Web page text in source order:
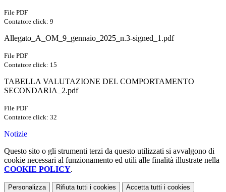
File PDF
Contatore click: 9
Allegato_A_OM_9_gennaio_2025_n.3-signed_1.pdf
File PDF
Contatore click: 15
TABELLA VALUTAZIONE DEL COMPORTAMENTO
SECONDARIA_2.pdf
File PDF
Contatore click: 32
Notizie
Questo sito o gli strumenti terzi da questo utilizzati si avvalgono di
cookie necessari al funzionamento ed utili alle finalità illustrate nella
COOKIE POLICY.
Personalizza Rifiuta tutti i cookies Accetta tutti i cookies